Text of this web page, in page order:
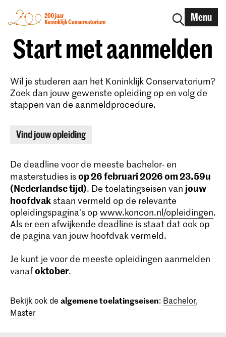
Menu
Start met aanmelden
Wil je studeren aan het Koninklijk Conservatorium?
Zoek dan jouw gewenste opleiding op en volg de
stappen van de aanmeldprocedure.
Vind jouw opleiding
De deadline voor de meeste bachelor- en
masterstudies isop 26 februari 2026 om 23.59u
(Nederlandse tijd). De toelatingseisen van jouw
hoofdvak staan vermeld op de relevante
opleidingspagina’s op www.koncon.nl/opleidingen.
Als er een afwijkende deadline is staat dat ook op
de pagina van jouw hoofdvak vermeld.
Je kunt je voor de meeste opleidingen aanmelden
vanafoktober.
Bekijk ook de algemene toelatingseisen: Bachelor,
Master